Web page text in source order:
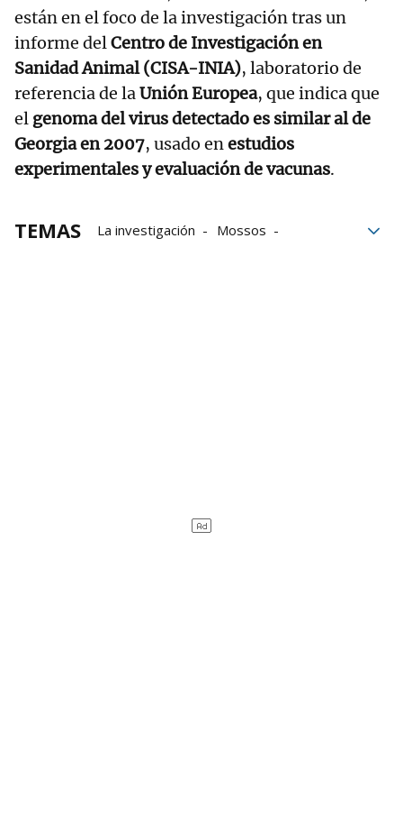
están en el foco de la investigación tras un
informe delCentro de Investigación en
Sanidad Animal (CISA-INIA), laboratorio de
referencia de laUnión Europea, que indica que
el genoma del virus detectado es similar al de
Georgia en 2007, usado enestudios
experimentales y evaluación de vacunas.
TEMAS La investigación
Mossos